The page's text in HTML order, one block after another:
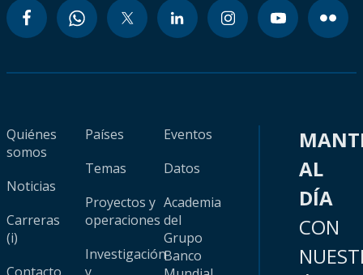
Quiénes
somos
Noticias
Carreras
(i)
Países
Temas
Proyectos y
operaciones
Investigación
Eventos
Datos
Academia
del
Grupo
Banco
AL
DÍA
CON